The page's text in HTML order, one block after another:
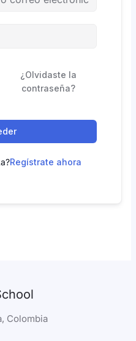
¿Olvidaste la
contraseña?
Regístrate ahora
Colombia